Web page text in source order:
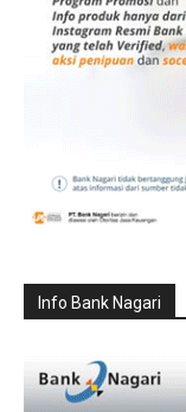
Info Bank Nagari